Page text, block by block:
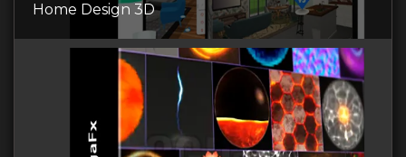
Home Design 3D